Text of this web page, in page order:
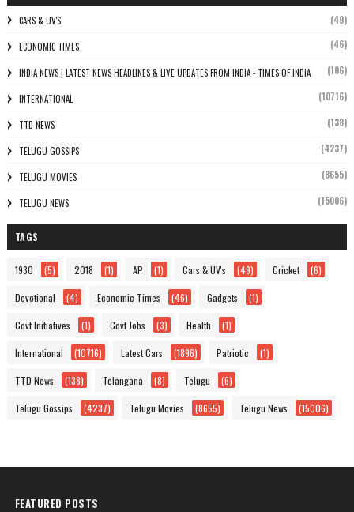
CARS & UV'S (49)
ECONOMIC TIMES (46)
INDIA NEWS | LATEST NEWS HEADLINES & LIVE UPDATES FROM INDIA - TIMES OF INDIA (106)
INTERNATIONAL (10716)
TTD NEWS (138)
TELUGU GOSSIPS (4237)
TELUGU MOVIES (8655)
TELUGU NEWS (15006)
TAGS
1930 (5) 2018 (1) AP (1) Cars & UV's (49) Cricket (6)
Devotional (4) Economic Times (46) Gadgets (1)
Govt Initiatives (1) Govt Jobs (3) Health (1)
International (10716) Latest Cars (1896) Patriotic (1)
TTD News (138) Telangana (8) Telugu (6)
Telugu Gossips (4237) Telugu Movies (8655) Telugu News (15006)
FEATURED POSTS